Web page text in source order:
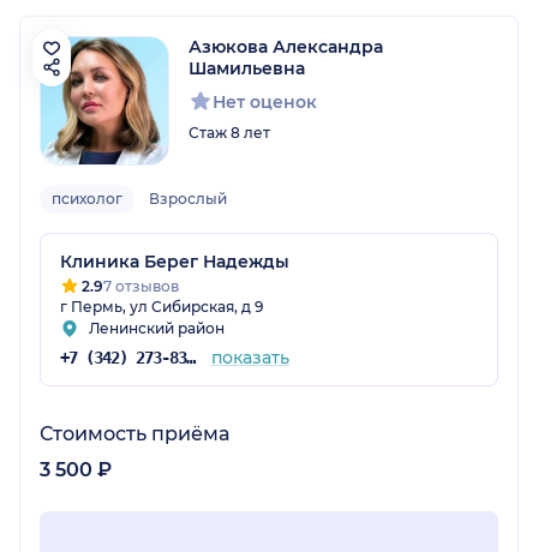
Азюкова Александра
Шамильевна
Нет оценок
Стаж 8 лет
психолог Взрослый
Клиника Берег Надежды
2.97 отзывов
г Пермь, ул Сибирская, д 9
Ленинский район
+7 (342) 273-83-98 показать
Стоимость приёма
3 500 ₽